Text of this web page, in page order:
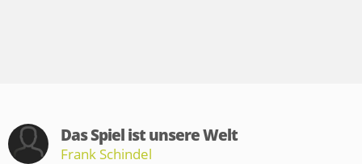
Das Spiel ist unsere Welt
Frank Schindel